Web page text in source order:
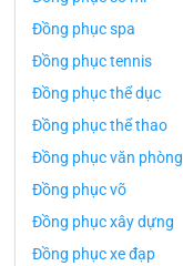
Đồng phục spa
Đồng phục tennis
Đồng phục thể dục
Đồng phục thể thao
Đồng phục văn phòng
Đồng phục võ
Đồng phục xây dựng
Đồng phục xe đạp